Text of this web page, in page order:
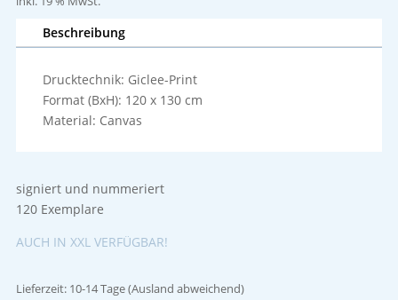
Beschreibung
Drucktechnik: Giclee-Print
Format (BxH): 120 x 130 cm
Material: Canvas
signiert und nummeriert
120 Exemplare
AUCH IN XXL VERFÜGBAR!
Lieferzeit: 10-14 Tage (Ausland abweichend)